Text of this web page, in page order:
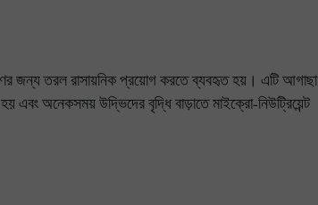
জন্য তরল রাসায়নিক প্রয়োগ করতে ব্যবহৃত হয়। এটি আগাছা
এবং অনেকসময় উদ্ভিদের বৃদ্ধি বাড়াতে মাইক্রো-নিউট্রিয়েন্ট